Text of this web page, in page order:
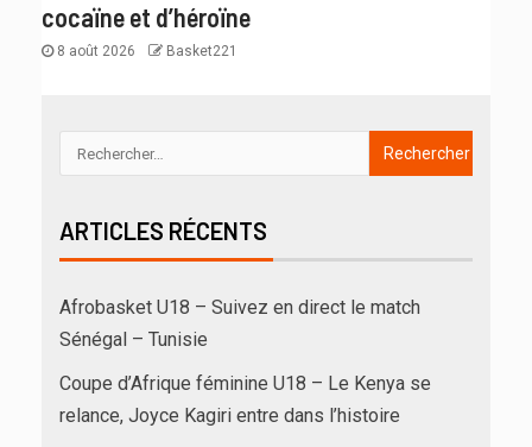
cocaïne et d’héroïne
8 août 2026 Basket221
ARTICLES RÉCENTS
Afrobasket U18 – Suivez en direct le match
Sénégal – Tunisie
Coupe d’Afrique féminine U18 – Le Kenya se
relance, Joyce Kagiri entre dans l’histoire